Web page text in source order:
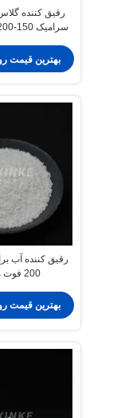
رقیق کننده
بهترین قیمت
200 فوت مربع / گال
بهترین قیمت